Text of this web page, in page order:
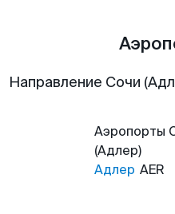
Направление Сочи
Аэропорты
(Адлер)
Адлер AER